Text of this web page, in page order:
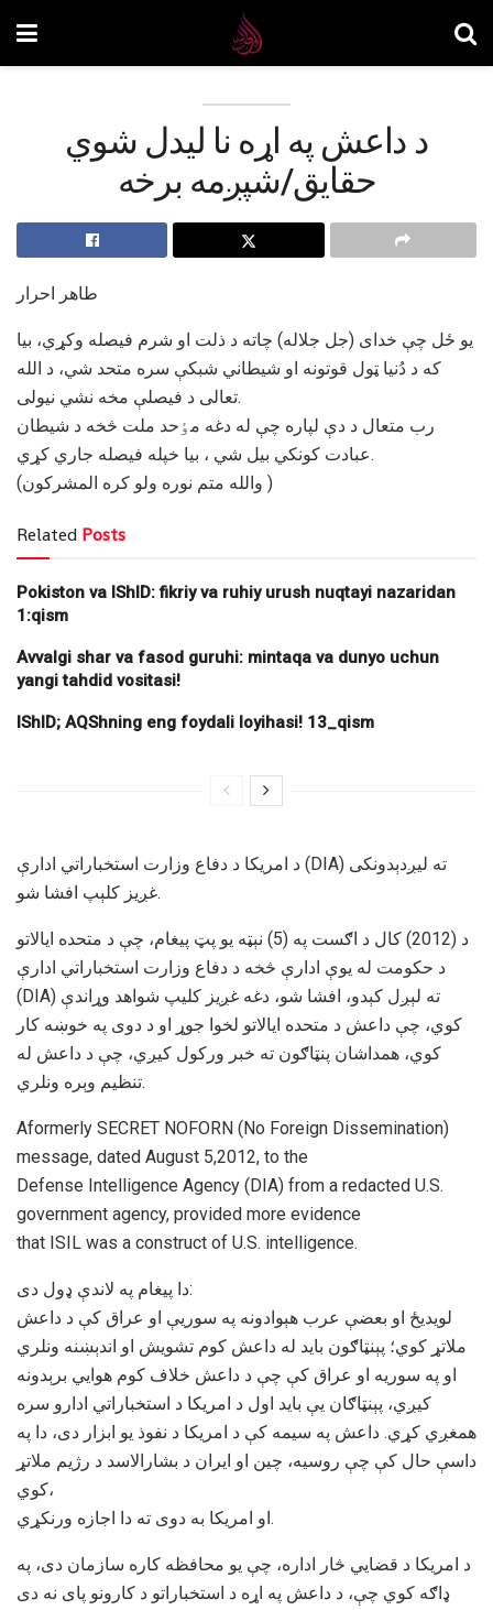
د داعش په اړه نا ليدل شوي
حقايق/شپږمه برخه
طاهر احرار
يو ځل چې خداى (جل جلاله) چاته د ﺫلت او شرم فيصله وکړي، بيا
که د دُنيا ټول قوتونه او شيطاني شبکې سره متحد شي، د الله
تعالی د فيصلې مخه نشي نیولى.
رب متعال د دې لپاره چې له دغه مٶحد ملت څخه د شيطان
عبادت کونکي بيل شي ، بيا خپله فيصله جاري کړي.
(والله متم نوره ولو کره المشرکون )
Related Posts
Pokiston va IShID: fikriy va ruhiy urush nuqtayi nazaridan
1:qism
Avvalgi shar va fasod guruhi: mintaqa va dunyo uchun
yangi tahdid vositasi!
IShID; AQShning eng foydali loyihasi! 13_qism
د امريكا د دفاع وزارت استخباراتي ادارې (DIA) ته ليږدېدونکى
غږيز کلېپ افشا شو.
د (2012) کال د اګست په (5) نېټه یو پټ پیغام، چې د متحده ایالاتو
د حکومت له یوې ادارې څخه د دفاع وﺯارت استخباراتي ادارې
(DIA) ته لېږل کېدو، افشا شو، دغه غږيز کلیپ شواهد وړاندې
کوي، چې داعش د متحده ایالاتو لخوا جوړ او د دوى په خوښه کار
کوي، همداشان پنټاګون ته خبر ورکول کيږي، چې د داعش له
تنظيم وېره ونلري.
Aformerly SECRET NOFORN (No Foreign Dissemination)
message, dated August 5,2012, to the
Defense Intelligence Agency (DIA) from a redacted U.S.
government agency, provided more evidence
that ISIL was a construct of U.S. intelligence.
دا پیغام په لاندې ډول دی:
لويديځ او بعضې عرب هېوادونه په سوریې او عراق کې د داعش
ملاتړ کوي؛ پېنټاګون بايد له داعش کوم تشويش او اندېښنه ونلري
او په سوريه او عراق کې چې د داعش خلاف کوم هوايي برېدونه
کيږي، پېنټاګان يې بايد اول د امریکا د استخباراتي ادارو سره
همغږي کړي. داعش په سيمه کې د امریکا د نفوﺫ يو ابزار دى، دا په
داسې حال کې چې روسیه، چین او ایران د بشارالاسد د رژیم ملاتړ
کوي،
او امریکا به دوى ته دا اجاﺯه ورنکړي.
د امريکا د قضايي څار اداره، چې یو محافظه کاره سازمان دی، په
ډاګه کوي چې، د داعش په اړه د استخباراتو د کارونو پای نه دی